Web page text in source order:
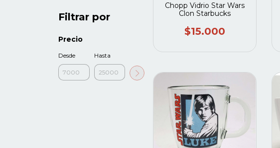
Filtrar por
Precio
Desde Hasta
Chopp Vidrio Star Wars
Clon Starbucks
$15.000